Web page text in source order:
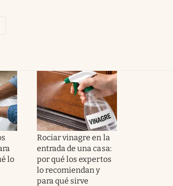
lo
Rociar vinagre en la
entrada de una casa:
por qué los expertos
lo recomiendan y
para qué sirve